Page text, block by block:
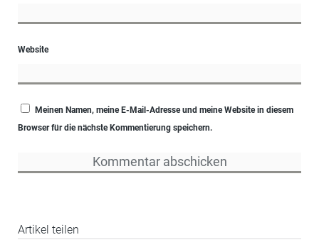
Website
Meinen Namen, meine E-Mail-Adresse und meine Website in diesem
Browser für die nächste Kommentierung speichern.
Artikel teilen